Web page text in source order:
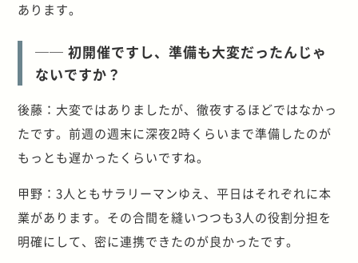
あります。
── 初開催ですし、準備も大変だったんじゃ
ないですか？
後藤：大変ではありましたが、徹夜するほどではなかっ
たです。前週の週末に深夜2時くらいまで準備したのが
もっとも遅かったくらいですね。
甲野：3人ともサラリーマンゆえ、平日はそれぞれに本
業があります。その合間を縫いつつも3人の役割分担を
明確にして、密に連携できたのが良かったです。